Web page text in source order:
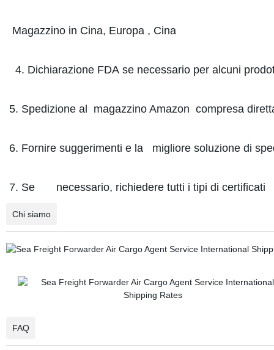
Magazzino in Cina, Europa , Cina
4. Dichiarazione FDA se necessario per alcuni
5. Spedizione al magazzino Amazon compresa
6. Fornire suggerimenti e la migliore soluzione di
7. Se necessario, richiedere tutti i tipi di certificati
Chi siamo
FAQ